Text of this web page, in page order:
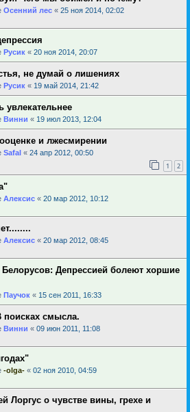
Осенний лес « 25 ноя 2014, 02:02
Русик « 20 ноя 2014, 20:07
не думай о лишениях
Русик « 19 май 2014, 21:42
увлекательнее
Винни « 19 июл 2013, 12:04
и лжесмирении
Safal « 24 апр 2012, 00:50
1 2
Алексис « 20 мар 2012, 10:12
Алексис « 20 мар 2012, 08:45
Белорусов: Депрессией болеют хоршие
Паучок « 15 сен 2011, 16:33
смысла.
Винни « 09 июн 2011, 11:08
-olga- « 02 ноя 2010, 04:59
Лоргус о чувстве вины, грехе и